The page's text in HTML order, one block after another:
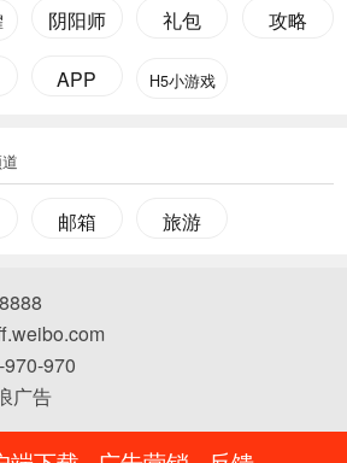
阴阳师 礼包 攻略
APP H5小游戏
邮箱 旅游
970
广告